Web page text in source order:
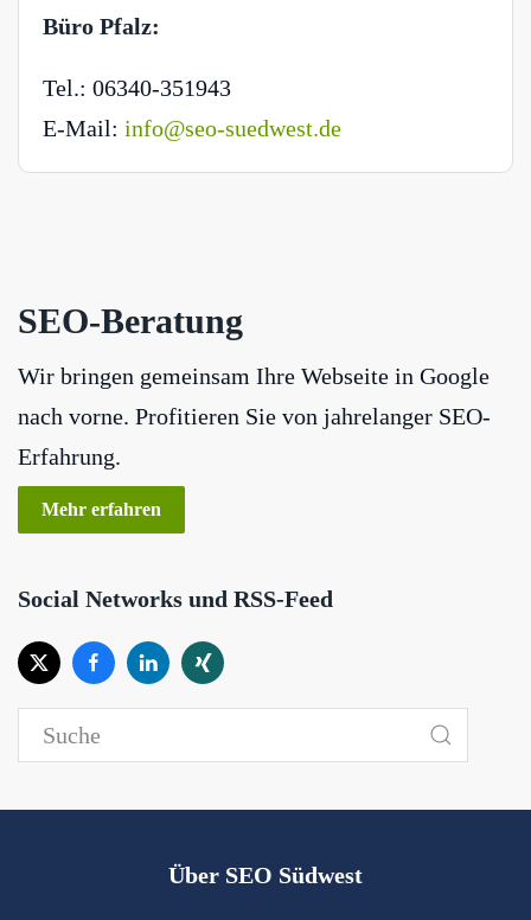
Büro Pfalz:
Tel.: 06340-351943
E-Mail: info@seo-suedwest.de
SEO-Beratung
Wir bringen gemeinsam Ihre Webseite in Google
nach vorne. Profitieren Sie von jahrelanger SEO-
Erfahrung.
Mehr erfahren
Social Networks und RSS-Feed
Über SEO Südwest